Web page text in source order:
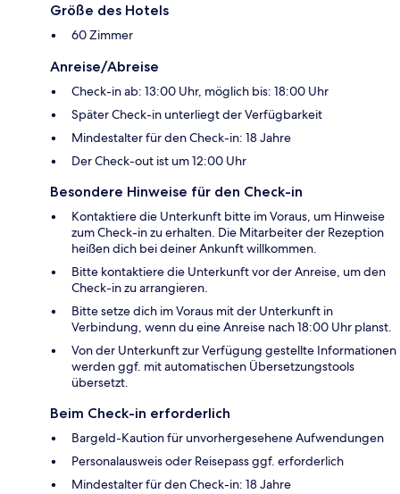
Größe des Hotels
60 Zimmer
Anreise/Abreise
Check-in ab: 13:00 Uhr, möglich bis: 18:00 Uhr
Später Check-in unterliegt der Verfügbarkeit
Mindestalter für den Check-in: 18 Jahre
Der Check-out ist um 12:00 Uhr
Besondere Hinweise für den Check-in
Kontaktiere die Unterkunft bitte im Voraus, um Hinweise
zum Check-in zu erhalten. Die Mitarbeiter der Rezeption
heißen dich bei deiner Ankunft willkommen.
Bitte kontaktiere die Unterkunft vor der Anreise, um den
Check-in zu arrangieren.
Bitte setze dich im Voraus mit der Unterkunft in
Verbindung, wenn du eine Anreise nach 18:00 Uhr planst.
Von der Unterkunft zur Verfügung gestellte Informationen
werden ggf. mit automatischen Übersetzungstools
übersetzt.
Beim Check-in erforderlich
Bargeld-Kaution für unvorhergesehene Aufwendungen
Personalausweis oder Reisepass ggf. erforderlich
Mindestalter für den Check-in: 18 Jahre